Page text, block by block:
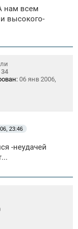
нам всем
и высокого-
34
06 янв 2006,
23:46
-неудачей